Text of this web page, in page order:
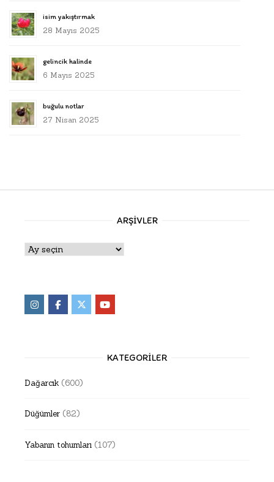
isim yakıştırmak
28 Mayıs 2025
gelincik halinde
6 Mayıs 2025
buğulu notlar
27 Nisan 2025
ARŞIVLER
Arşivler
KATEGORILER
Dağarcık (600)
Düğümler (82)
Yabanın tohumları (107)